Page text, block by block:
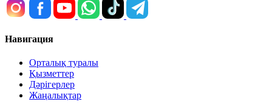
Навигация
Орталық туралы
Қызметтер
Дәрігерлер
Жаңалықтар